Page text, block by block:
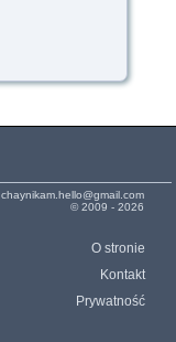
chaynikam.hello@gmail.com
© 2009 - 2026
O stronie
Kontakt
Prywatność